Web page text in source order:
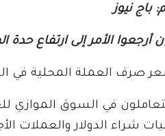
باج نيوز
الأمر إلى ارتفاع حدة
صرف العملة المحلية في
شراء الدولار والعملات